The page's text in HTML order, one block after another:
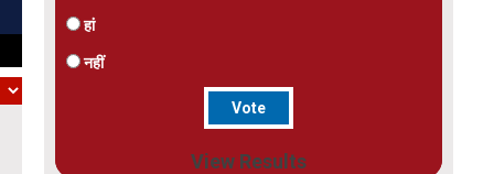
हां
नहीं
View Results